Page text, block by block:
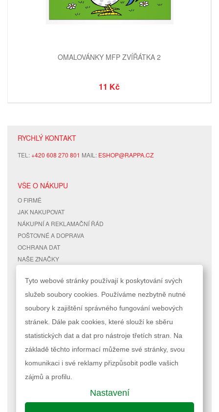
OMALOVÁNKY MFP ZVÍŘÁTKA 2
11 Kč
RYCHLÝ KONTAKT
TEL:+420 608 270 801 MAIL: ESHOP@RAPPA.CZ
VŠE O NÁKUPU
O FIRMĚ
JAK NAKUPOVAT
NÁKUPNÍ A REKLAMAČNÍ ŘÁD
POŠTOVNÉ A DOPRAVA
OCHRANA DAT
NAŠE ZNAČKY
RYCHLÉ ODKAZY
MAPA STRÁNEK
VYHLEDÁVANÉ TERMÍNY
POKROČILÉ VYHLEDÁVÁNÍ
ÚČET
MŮJ ÚČET
STAV OBJEDNÁVKY
Podle zákona o evidenci tržeb je prodávající povinen vystavit kupujícímu
účtenku. Zároveň je povinen zaevidovat přijatou tržbu u správce daně
Nastavení cookies| © 2023 RAPPA.cz
Tyto webové stránky používají k poskytování svých
služeb soubory cookies. Používáme nezbytně nutné
soubory k zajištění správného fungování webových
stránek. Dále pak cookies, které slouží ke sběru
statistických dat a dat pro nástroje třetích stran. Na
základě těchto informací můžeme své stránky, svou
komunikaci i své reklamy přizpůsobit podle vašich
zájmů a profilu.
Nastavení